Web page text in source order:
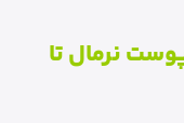
نرمال تا